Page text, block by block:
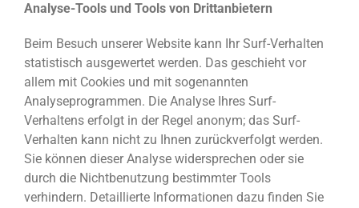
Analyse-Tools und Tools von Drittanbietern
Beim Besuch unserer Website kann Ihr Surf-Verhalten
statistisch ausgewertet werden. Das geschieht vor
allem mit Cookies und mit sogenannten
Analyseprogrammen. Die Analyse Ihres Surf-
Verhaltens erfolgt in der Regel anonym; das Surf-
Verhalten kann nicht zu Ihnen zurückverfolgt werden.
Sie können dieser Analyse widersprechen oder sie
durch die Nichtbenutzung bestimmter Tools
verhindern. Detaillierte Informationen dazu finden Sie